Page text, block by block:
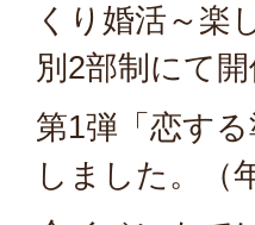
くり婚活～楽
別2部制にて
第1弾「恋す
しました。（